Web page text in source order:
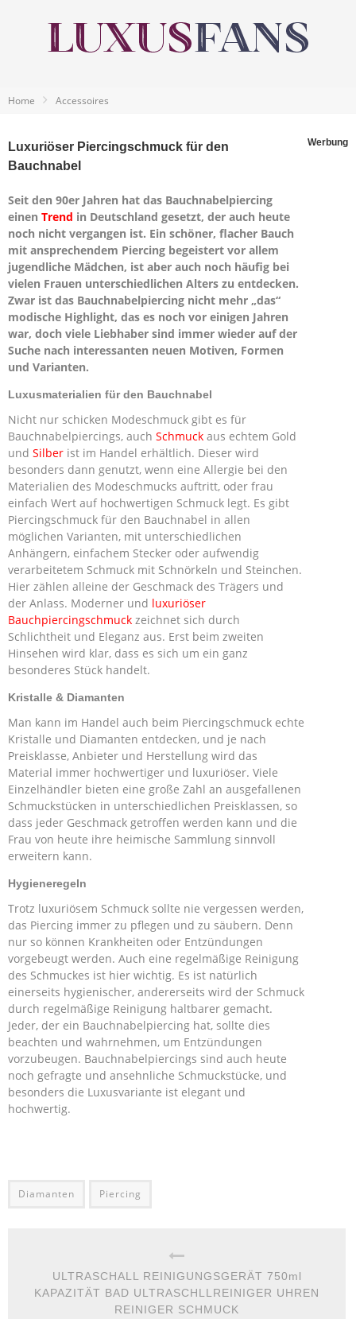
Home Accessoires
Luxuriöser Piercingschmuck für den
Bauchnabel
Werbung
Seit den 90er Jahren hat das Bauchnabelpiercing
einen Trend in Deutschland gesetzt, der auch heute
noch nicht vergangen ist. Ein schöner, flacher Bauch
mit ansprechendem Piercing begeistert vor allem
jugendliche Mädchen, ist aber auch noch häufig bei
vielen Frauen unterschiedlichen Alters zu entdecken.
Zwar ist das Bauchnabelpiercing nicht mehr „das“
modische Highlight, das es noch vor einigen Jahren
war, doch viele Liebhaber sind immer wieder auf der
Suche nach interessanten neuen Motiven, Formen
und Varianten.
Luxusmaterialien für den Bauchnabel
Nicht nur schicken Modeschmuck gibt es für
Bauchnabelpiercings, auch Schmuck aus echtem Gold
und Silber ist im Handel erhältlich. Dieser wird
besonders dann genutzt, wenn eine Allergie bei den
Materialien des Modeschmucks auftritt, oder frau
einfach Wert auf hochwertigen Schmuck legt. Es gibt
Piercingschmuck für den Bauchnabel in allen
möglichen Varianten, mit unterschiedlichen
Anhängern, einfachem Stecker oder aufwendig
verarbeitetem Schmuck mit Schnörkeln und Steinchen.
Hier zählen alleine der Geschmack des Trägers und
der Anlass. Moderner und luxuriöser
Bauchpiercingschmuck zeichnet sich durch
Schlichtheit und Eleganz aus. Erst beim zweiten
Hinsehen wird klar, dass es sich um ein ganz
besonderes Stück handelt.
Kristalle & Diamanten
Man kann im Handel auch beim Piercingschmuck echte
Kristalle und Diamanten entdecken, und je nach
Preisklasse, Anbieter und Herstellung wird das
Material immer hochwertiger und luxuriöser. Viele
Einzelhändler bieten eine große Zahl an ausgefallenen
Schmuckstücken in unterschiedlichen Preisklassen, so
dass jeder Geschmack getroffen werden kann und die
Frau von heute ihre heimische Sammlung sinnvoll
erweitern kann.
Hygieneregeln
Trotz luxuriösem Schmuck sollte nie vergessen werden,
das Piercing immer zu pflegen und zu säubern. Denn
nur so können Krankheiten oder Entzündungen
vorgebeugt werden. Auch eine regelmäßige Reinigung
des Schmuckes ist hier wichtig. Es ist natürlich
einerseits hygienischer, andererseits wird der Schmuck
durch regelmäßige Reinigung haltbarer gemacht.
Jeder, der ein Bauchnabelpiercing hat, sollte dies
beachten und wahrnehmen, um Entzündungen
vorzubeugen. Bauchnabelpiercings sind auch heute
noch gefragte und ansehnliche Schmuckstücke, und
besonders die Luxusvariante ist elegant und
hochwertig.
Diamanten Piercing
ULTRASCHALL REINIGUNGSGERÄT 750ml
KAPAZITÄT BAD ULTRASCHLLREINIGER UHREN
REINIGER SCHMUCK